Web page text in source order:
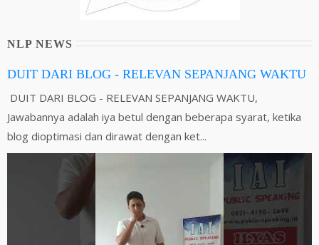
NLP NEWS
DUIT DARI BLOG - RELEVAN SEPANJANG WAKTU
DUIT DARI BLOG - RELEVAN SEPANJANG WAKTU,
Jawabannya adalah iya betul dengan beberapa syarat, ketika
blog dioptimasi dan dirawat dengan ket...